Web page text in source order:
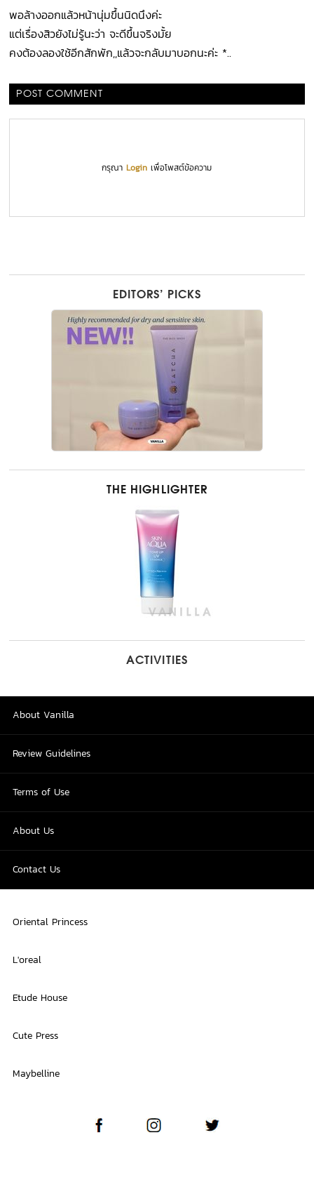
พอล้างออกแล้วหน้านุ่มขึ้นนิดนึงค่ะ
แต่เรื่องสิวยังไม่รู้นะว่า จะดีขึ้นจริงมั้ย
คงต้องลองใช้อีกสักพัก,,แล้วจะกลับมาบอกนะค่ะ *..
POST COMMENT
กรุณาLogin เพื่อโพสต์ข้อความ
EDITORS’ PICKS
THE HIGHLIGHTER
ACTIVITIES
About Vanilla
Review Guidelines
Terms of Use
About Us
Contact Us
Oriental Princess
L'oreal
Etude House
Cute Press
Maybelline